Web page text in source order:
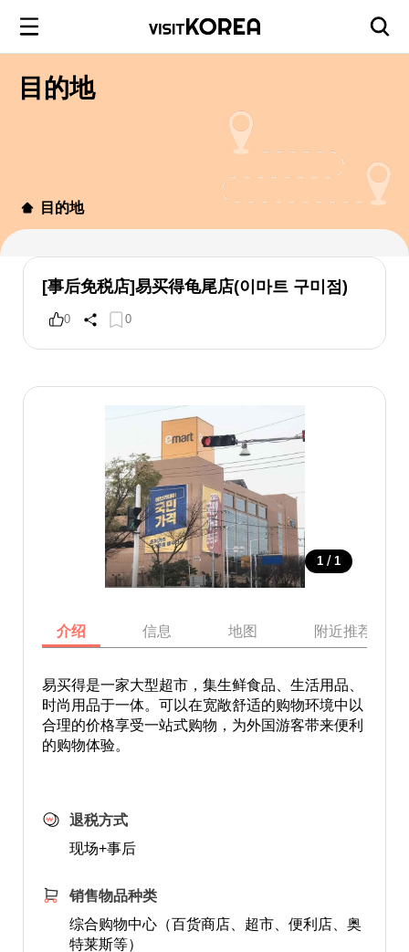
目的地
目的地
[事后免税店]易买得龟尾店(이마트 구미점)
0 0
1 / 1
介绍 信息 地图 附近推荐景点
易买得是一家大型超市，集生鲜食品、生活用品、
时尚用品于一体。可以在宽敞舒适的购物环境中以
合理的价格享受一站式购物，为外国游客带来便利
的购物体验。
退税方式
现场+事后
销售物品种类
综合购物中心（百货商店、超市、便利店、奥
特莱斯等）